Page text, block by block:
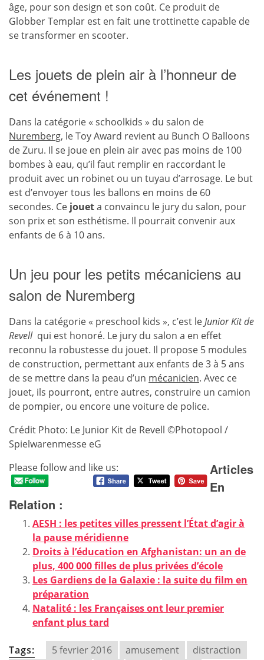
âge, pour son design et son coût. Ce produit de
Globber Templar est en fait une trottinette capable de
se transformer en scooter.
Les jouets de plein air à l’honneur de
cet événement !
Dans la catégorie « schoolkids » du salon de
Nuremberg, le Toy Award revient au Bunch O Balloons
de Zuru. Il se joue en plein air avec pas moins de 100
bombes à eau, qu’il faut remplir en raccordant le
produit avec un robinet ou un tuyau d’arrosage. Le but
est d’envoyer tous les ballons en moins de 60
secondes. Ce joueta convaincu le jury du salon, pour
son prix et son esthétisme. Il pourrait convenir aux
enfants de 6 à 10 ans.
Un jeu pour les petits mécaniciens au
salon de Nuremberg
Dans la catégorie « preschool kids », c’est leJunior Kit de
Revellqui est honoré. Le jury du salon a en effet
reconnu la robustesse du jouet. Il propose 5 modules
de construction, permettant aux enfants de 3 à 5 ans
de se mettre dans la peau d’un mécanicien. Avec ce
jouet, ils pourront, entre autres, construire un camion
de pompier, ou encore une voiture de police.
Crédit Photo: Le Junior Kit de Revell ©Photopool /
Spielwarenmesse eG
Please follow and like us:
Articles
En
Relation :
AESH : les petites villes pressent l’État d’agir à
la pause méridienne
Droits à l’éducation en Afghanistan: un an de
plus, 400 000 filles de plus privées d’école
Les Gardiens de la Galaxie : la suite du film en
préparation
Natalité : les Françaises ont leur premier
enfant plus tard
Tags: 5 fevrier 2016 amusement
distraction